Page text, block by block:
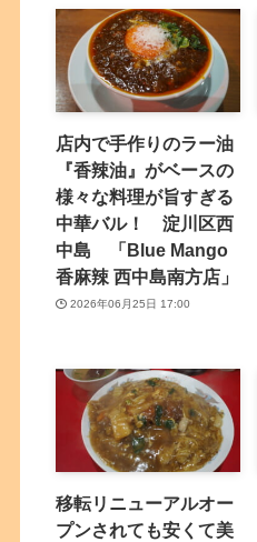
店内で手作りのラー油
『香辣油』がベースの
様々な料理が旨すぎる
中華バル！ 淀川区西
中島 「Blue Mango
香麻辣 西中島南方店」
2026年06月25日 17:00
移転リニューアルオー
プンされても安くて美